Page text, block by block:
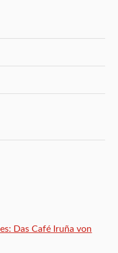
Das Café Iruña von